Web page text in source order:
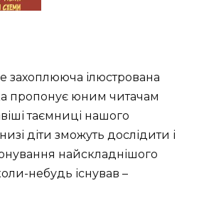
захоплююча ілюстрована
пропонує юним читачам
таємниці нашого
діти зможуть дослідити і
найскладнішого
небудь існував –